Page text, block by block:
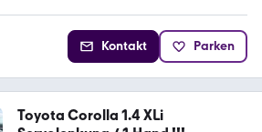
Kontakt Parken
Toyota Corolla 1.4 XLi